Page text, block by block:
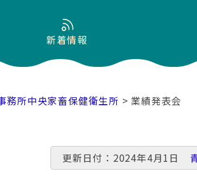
新着情報
務所中央家畜保健衛生所 > 業績発表会
更新日付：2024年4月1日